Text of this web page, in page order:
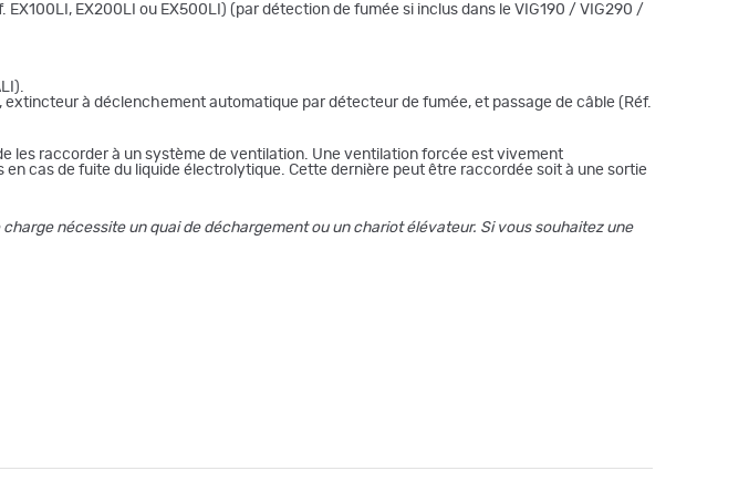
EX200LI ou EX500LI) (par détection de fumée si inclus dans le VIG190 / VIG290 /
à déclenchement automatique par détecteur de fumée, et passage de câble (Réf.
les raccorder à un système de ventilation. Une ventilation forcée est vivement
cas de fuite du liquide électrolytique. Cette dernière peut être raccordée soit à une sortie
nécessite un quai de déchargement ou un chariot élévateur. Si vous souhaitez une